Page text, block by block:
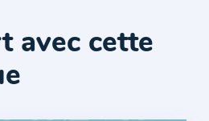
avec cette